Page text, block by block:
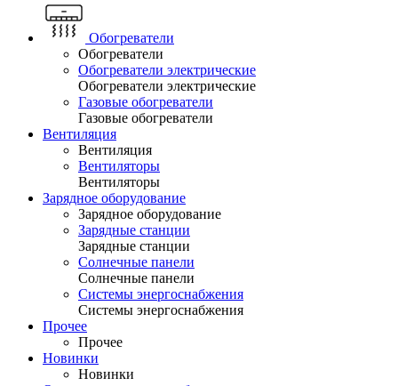
Обогреватели
Обогреватели
Обогреватели электрические
Обогреватели электрические
Газовые обогреватели
Газовые обогреватели
Вентиляция
Вентиляция
Вентиляторы
Вентиляторы
Зарядное оборудование
Зарядное оборудование
Зарядные станции
Зарядные станции
Солнечные панели
Солнечные панели
Системы энергоснабжения
Системы энергоснабжения
Прочее
Прочее
Новинки
Новинки